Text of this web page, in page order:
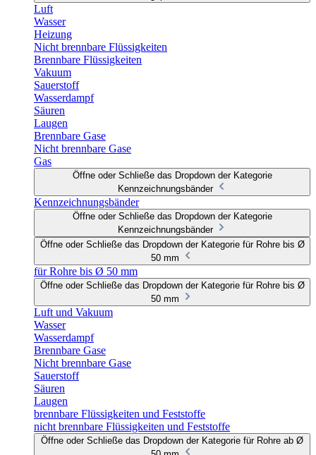
Luft
Wasser
Heizung
Nicht brennbare Flüssigkeiten
Brennbare Flüssigkeiten
Vakuum
Sauerstoff
Wasserdampf
Säuren
Laugen
Brennbare Gase
Nicht brennbare Gase
Gas
Öffne oder Schließe das Dropdown der Kategorie
Kennzeichnungsbänder
Kennzeichnungsbänder
Öffne oder Schließe das Dropdown der Kategorie
Kennzeichnungsbänder
Öffne oder Schließe das Dropdown der Kategorie für Rohre bis Ø
50 mm
für Rohre bis Ø 50 mm
Öffne oder Schließe das Dropdown der Kategorie für Rohre bis Ø
50 mm
Luft und Vakuum
Wasser
Wasserdampf
Brennbare Gase
Nicht brennbare Gase
Sauerstoff
Säuren
Laugen
brennbare Flüssigkeiten und Feststoffe
nicht brennbare Flüssigkeiten und Feststoffe
Öffne oder Schließe das Dropdown der Kategorie für Rohre ab Ø